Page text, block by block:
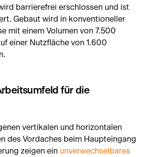
barrierefrei erschlossen und ist
Gebaut wird in konventioneller
mit einem Volumen von 7.500
einer Nutzfläche von 1.600
für die
vertikalen und horizontalen
des Vordaches beim Haupteingang
zeigen ein unverwechselbares